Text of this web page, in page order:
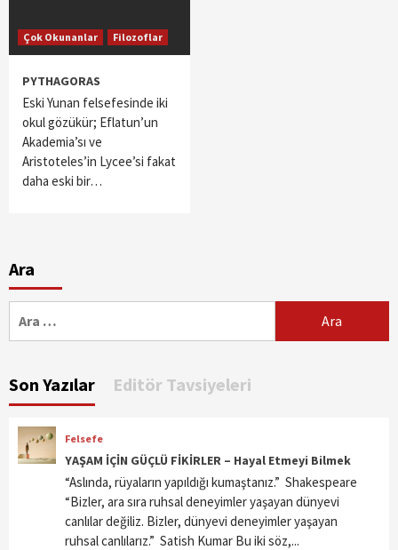
Çok Okunanlar Filozoflar
PYTHAGORAS
Eski Yunan felsefesinde iki
okul gözükür; Eflatun’un
Akademia’sı ve
Aristoteles’in Lycee’si fakat
daha eski bir…
Ara
Son Yazılar Editör Tavsiyeleri
Felsefe
YAŞAM İÇİN GÜÇLÜ FİKİRLER – Hayal Etmeyi Bilmek
“Aslında, rüyaların yapıldığı kumaştanız.” Shakespeare
“Bizler, ara sıra ruhsal deneyimler yaşayan dünyevi
canlılar değiliz. Bizler, dünyevi deneyimler yaşayan
ruhsal canlılarız.” Satish Kumar Bu iki söz,...